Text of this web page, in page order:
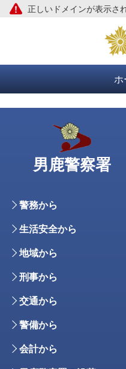
本文へ正しいドメインが表示さ
ホ
男鹿警察署
警務から
生活安全から
地域から
刑事から
交通から
警備から
会計から